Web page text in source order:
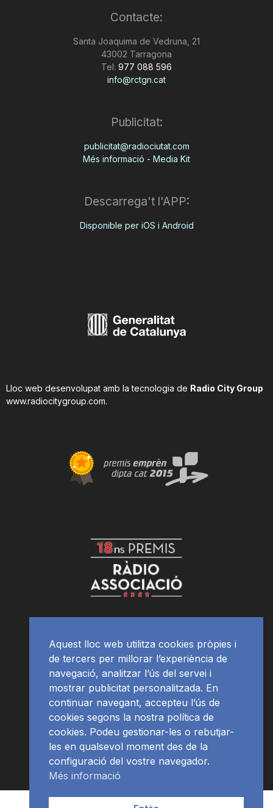
Contacte:
Santa Joaquima de Vedruna, 21
43002 Tarragona
Tel: 977 088 596
info@rctgn.cat
Publicitat:
publicitat@radiociutat.com
Més informació - Media Kit
Descarrega't l'APP:
Disponible per iOS i Android
Lloc web desenvolupat amb la tecnologia de Radio City Group
www.radiocitygroup.com.
APP Programació
Aquest lloc web utilitza cookies pròpies i
de tercers per millorar l’experiència de
navegació, analitzar l’ús del servei i
mostrar publicitat personalitzada. En
continuar navegant, accepteu l’ús de
cookies segons la nostra política de
cookies. Podeu gestionar-les o rebutjar-
les en qualsevol moment des de la
configuració del vostre navegador.
Més informació